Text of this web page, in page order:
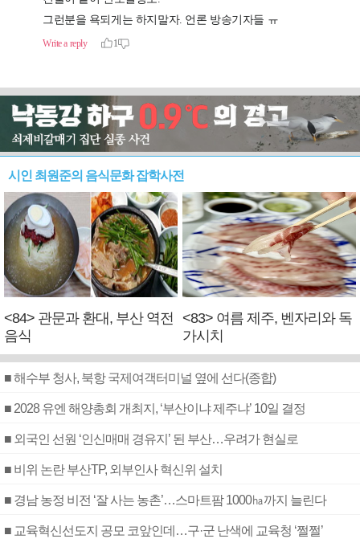
시인 최원준의 음식문화 잡학사전
<84> 관문과 환대, 부산 역전
음식
<83> 여름 제주, 벤자리와 독
가시치
■ 해수부 청사, 북항 국제여객터미널 옆에 선다(종합)
■ 2028 유엔 해양총회 개최지, ‘부산이냐 제주냐’ 10일 결정
■ 외국인 선원 ‘인신매매 경유지’ 된 부산…우려가 현실로
■ 비위 논란 부산TP, 외부인사 혁신위 설치
■ 경남 농정 비전 ‘잘 사는 농촌’…스마트팜 1000㏊까지 늘린다
■ 교육혁신선도지 공모 코앞인데…구·군 난색에 교육청 ‘쩔쩔’